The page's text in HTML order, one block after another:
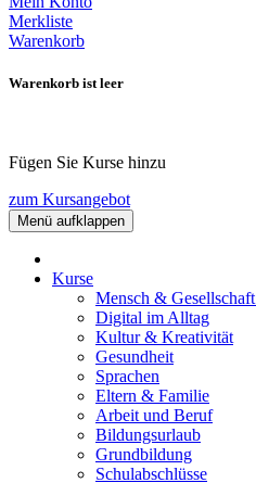
Merkliste
Warenkorb
Warenkorb ist leer
Fügen Sie Kurse hinzu
zum Kursangebot
Menü aufklappen
Kurse
Mensch & Gesellschaft
Digital im Alltag
Kultur & Kreativität
Gesundheit
Sprachen
Eltern & Familie
Arbeit und Beruf
Bildungsurlaub
Grundbildung
Schulabschlüsse